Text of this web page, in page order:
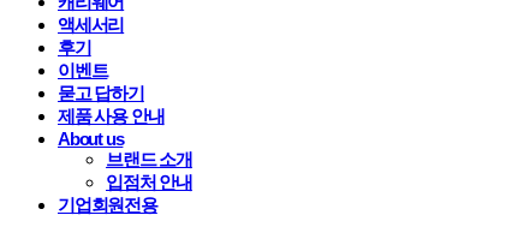
액세서리
후기
이벤트
묻고 답하기
제품 사용 안내
About us
브랜드 소개
입점처 안내
기업회원전용